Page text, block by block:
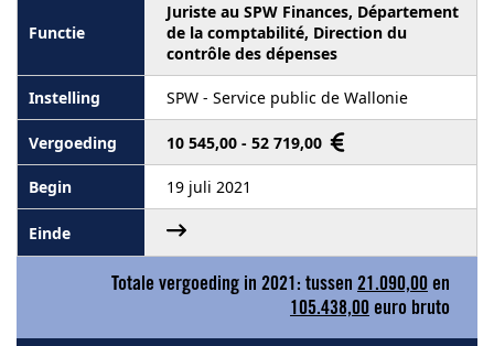
Juriste au SPW Finances, Département
de la comptabilité, Direction du
contrôle des dépenses
SPW - Service public de Wallonie
10 545,00 - 52 719,00
19 juli 2021
Totale vergoeding in 2021: tussen 21.090,00 en
105.438,00 euro bruto